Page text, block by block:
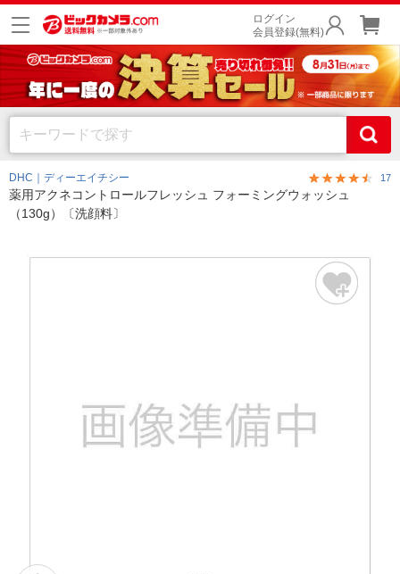
ログイン
会員登録(無料)
DHC｜ディーエイチシー 17
薬用アクネコントロールフレッシュ フォーミングウォッシュ
（130g）〔洗顔料〕